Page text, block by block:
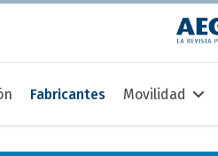
Fabricantes Movilidad